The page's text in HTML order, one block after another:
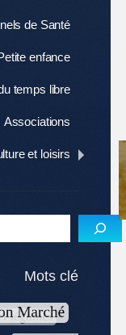
de Santé
enfance
temps libre
Associations
et loisirs
Mots clé